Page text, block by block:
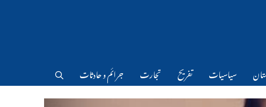
سیاسیات تفریح تجارت جرائم و حادثات